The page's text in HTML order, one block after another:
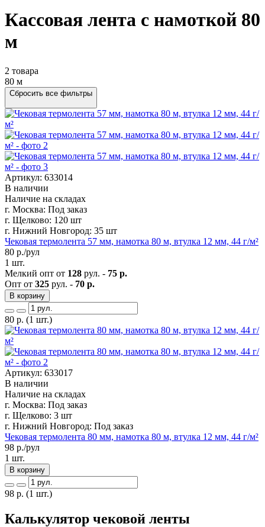
Кассовая лента с намоткой 80
м
2 товара
80 м
Сбросить все фильтры
Артикул: 633014
В наличии
Наличие на складах
г. Москва: Под заказ
г. Щелково: 120 шт
г. Нижний Новгород: 35 шт
Чековая термолента 57 мм, намотка 80 м, втулка 12 мм, 44 г/м²
80 р./рул
1 шт.
Мелкий опт от 128 рул. - 75 р.
Опт от 325 рул. - 70 р.
В корзину
80 р. (1 шт.)
Артикул: 633017
В наличии
Наличие на складах
г. Москва: Под заказ
г. Щелково: 3 шт
г. Нижний Новгород: Под заказ
Чековая термолента 80 мм, намотка 80 м, втулка 12 мм, 44 г/м²
98 р./рул
1 шт.
В корзину
98 р. (1 шт.)
Калькулятор чековой ленты